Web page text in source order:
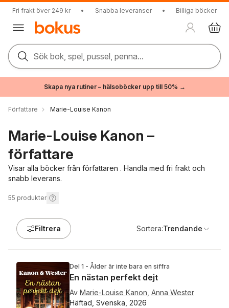
Fri frakt över 249 kr • Snabba leveranser • Billiga böcker
Sök bok, spel, pussel, penna...
Skapa nya rutiner – hälsoböcker upp till 50% →
Författare Marie-Louise Kanon
Marie-Louise Kanon –
författare
Visar alla böcker från författaren . Handla med fri frakt och
snabb leverans.
55 produkter
Filtrera Sortera:Trendande
Del 1 - Ålder är inte bara en siffra
En nästan perfekt dejt
Av Marie-Louise Kanon Anna Wester
Häftad, Svenska, 2026